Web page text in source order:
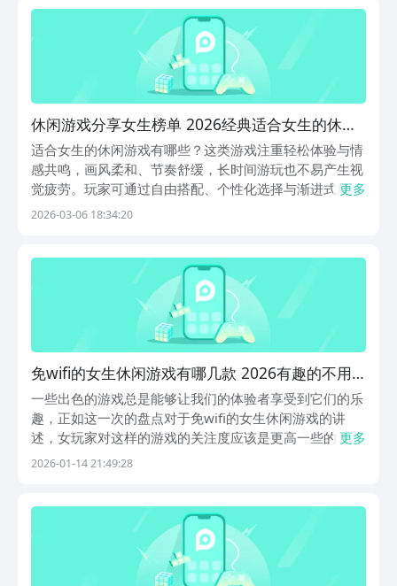
休闲游戏分享女生榜单 2026经典适合女生的休闲
游戏精选
适合女生的休闲游戏有哪些？这类游戏注重轻松体验与情
感共鸣，画风柔和、节奏舒缓，长时间游玩也不易产生视
觉疲劳。玩家可通过自由搭配、个性化选择与渐进式成
长，收获创造的乐趣与心理满足感。在沉浸式互动中，既
作
更多
2026-03-06 18:34:20
免wifi的女生休闲游戏有哪几款 2026有趣的不用
网络休闲女生游戏榜单
一些出色的游戏总是能够让我们的体验者享受到它们的乐
趣，正如这一次的盘点对于免wifi的女生休闲游戏的讲
述，女玩家对这样的游戏的关注度应该是更高一些的，而
且碎片化时间状态下的体验，丝毫不会影响我们生活之中
更多
2026-01-14 21:49:28